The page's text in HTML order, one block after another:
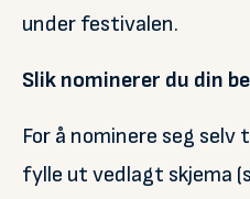
under festivalen.
Slik nominerer du din
For å nominere seg selv
fylle ut vedlagt skjema